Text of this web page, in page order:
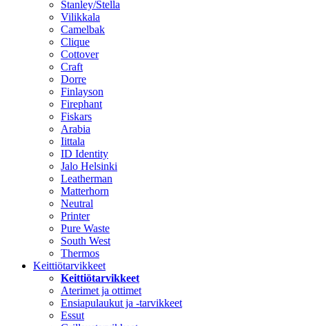
Stanley/Stella
Vilikkala
Camelbak
Clique
Cottover
Craft
Dorre
Finlayson
Firephant
Fiskars
Arabia
Iittala
ID Identity
Jalo Helsinki
Leatherman
Matterhorn
Neutral
Printer
Pure Waste
South West
Thermos
Keittiötarvikkeet
Keittiötarvikkeet
Aterimet ja ottimet
Ensiapulaukut ja -tarvikkeet
Essut